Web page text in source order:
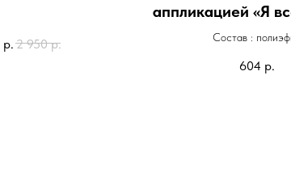
р. 2 950 р.
аппликацией «Я
не буду «
Состав :
604 р.